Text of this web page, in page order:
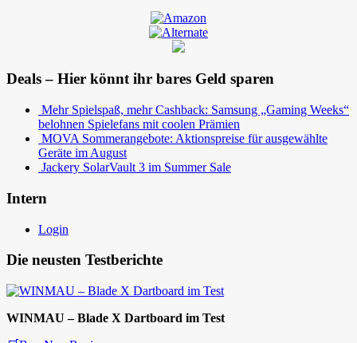
Deals – Hier könnt ihr bares Geld sparen
Mehr Spielspaß, mehr Cashback: Samsung „Gaming Weeks“
belohnen Spielefans mit coolen Prämien
MOVA Sommerangebote: Aktionspreise für ausgewählte
Geräte im August
Jackery SolarVault 3 im Summer Sale
Intern
Login
Die neusten Testberichte
WINMAU – Blade X Dartboard im Test